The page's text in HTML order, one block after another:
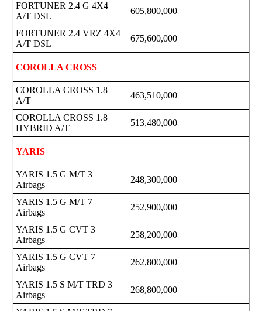
FORTUNER 2.4 G 4X4
A/T DSL
605,800,000
FORTUNER 2.4 VRZ 4X4
A/T DSL
675,600,000
COROLLA CROSS
COROLLA CROSS 1.8
A/T
463,510,000
COROLLA CROSS 1.8
HYBRID A/T
513,480,000
YARIS
YARIS 1.5 G M/T 3
Airbags
248,300,000
YARIS 1.5 G M/T 7
Airbags
252,900,000
YARIS 1.5 G CVT 3
Airbags
258,200,000
YARIS 1.5 G CVT 7
Airbags
262,800,000
YARIS 1.5 S M/T TRD 3
Airbags
268,800,000